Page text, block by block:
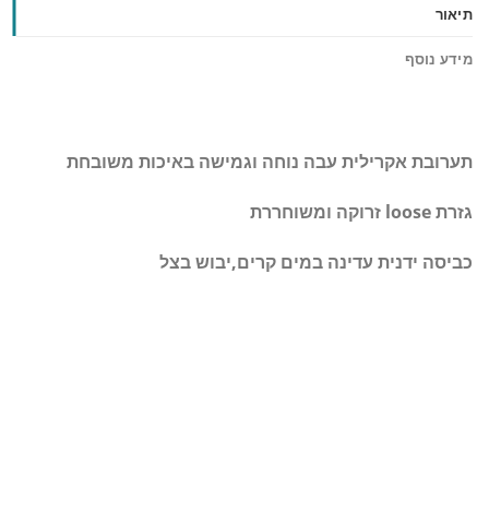
תיאור
מידע נוסף
תערובת אקרילית עבה נוחה וגמישה באיכות משובחת
גזרת loose זרוקה ומשוחררת
כביסה ידנית עדינה במים קרים,יבוש בצל